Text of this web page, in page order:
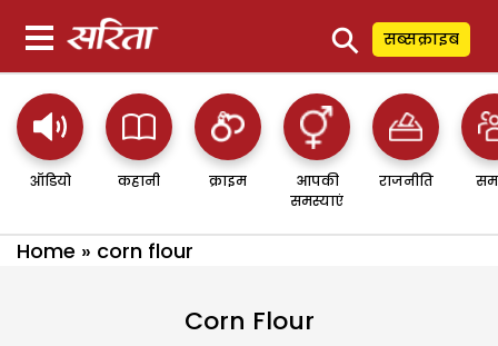
⚲ सब्सक्राइब
ऑडियो कहानी क्राइम
आपकी
समस्याएं
राजनीति
Home » corn flour
Corn Flour